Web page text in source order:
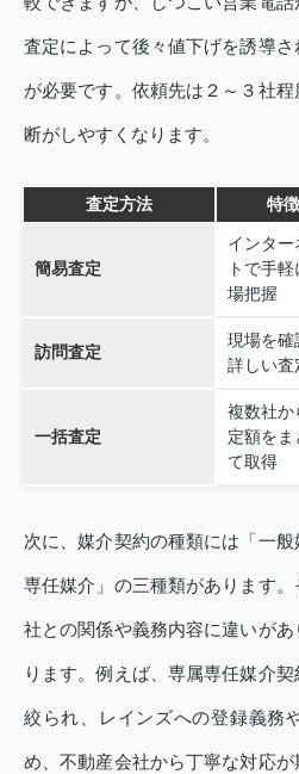
査定によって後々値下げを誘導
が必要です。依頼先は２～３社
断がしやすくなります。
査定方法 特徴
簡易査定
インター
トで手軽
場把握
訪問査定
現場を確
詳しい査
一括査定
複数社か
定額をま
て取得
次に、媒介契約の種類には「一
専任媒介」の三種類があります
社との関係や義務内容に違いが
ります。例えば、専属専任媒介
絞られ、レインズへの登録義務
め、不動産会社から丁寧な対応